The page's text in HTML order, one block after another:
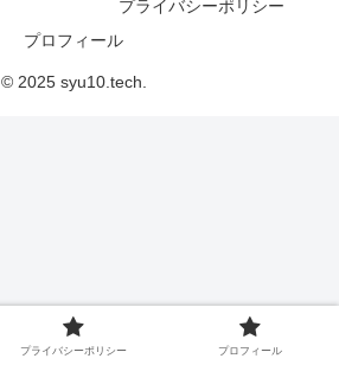
プライバシーポリシー
プロフィール
© 2025 syu10.tech.
プライバシーポリシー プロフィール